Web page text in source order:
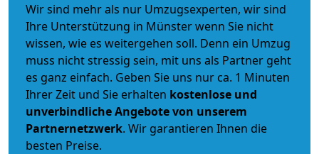
Wir sind mehr als nur Umzugsexperten, wir sind
Ihre Unterstützung in Münster wenn Sie nicht
wissen, wie es weitergehen soll. Denn ein Umzug
muss nicht stressig sein, mit uns als Partner geht
es ganz einfach. Geben Sie uns nur ca. 1 Minuten
Ihrer Zeit und Sie erhalten kostenlose und
unverbindlicheAngebote von unserem
Partnernetzwerk. Wir garantieren Ihnen die
besten Preise.